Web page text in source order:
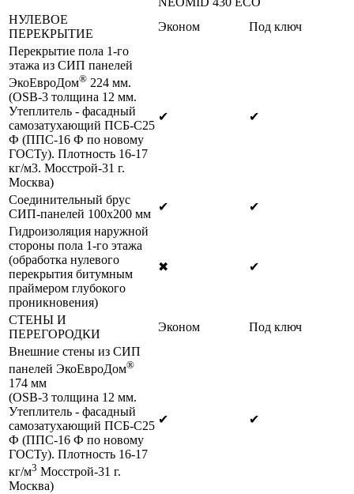
НУЛЕВОЕ
ПЕРЕКРЫТИЕ
Эконом
Под ключ
Перекрытие пола 1-го
этажа из СИП панелей
ЭкоЕвроДом® 224 мм.
(OSB-3 толщина 12 мм.
Утеплитель - фасадный
самозатухающий ПСБ-С25
Ф (ППС-16 Ф по новому
ГОСТу). Плотность 16-17
кг/м3. Мосстрой-31 г.
Москва)
✔ ✔
Соединительный брус
СИП-панелей 100х200 мм
✔
✔
Гидроизоляция наружной
стороны пола 1-го этажа
(обработка нулевого
перекрытия битумным
праймером глубокого
проникновения)
✖ ✔
СТЕНЫ И
ПЕРЕГОРОДКИ
Эконом
Под ключ
Внешние стены из СИП
панелей ЭкоЕвроДом®
174 мм
(OSB-3 толщина 12 мм.
Утеплитель - фасадный
самозатухающий ПСБ-С25
Ф (ППС-16 Ф по новому
ГОСТу). Плотность 16-17
кг/м3 Мосстрой-31 г.
Москва)
✔ ✔